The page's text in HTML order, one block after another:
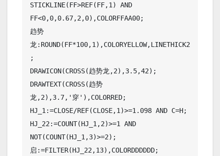
STICKLINE(FF>REF(FF,1) AND
FF<0,0,0.67,2,0),COLORFFAA00;
趋势
龙:ROUND(FF*100,1),COLORYELLOW,LINETHICK2
;
DRAWICON(CROSS(趋势龙,2),3.5,42);
DRAWTEXT(CROSS(趋势
龙,2),3.7,'穿'),COLORRED;
HJ_1:=CLOSE/REF(CLOSE,1)>=1.098 AND C=H;
HJ_22:=COUNT(HJ_1,2)>=1 AND
NOT(COUNT(HJ_1,3)>=2);
启:=FILTER(HJ_22,13),COLORDDDDDD;